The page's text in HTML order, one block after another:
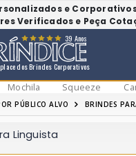
e
Verificados e Peça
dos Brindes Corporativos
39 Anos
Mochila Squeeze
PÚBLICO ALVO BRINDES
Linguista